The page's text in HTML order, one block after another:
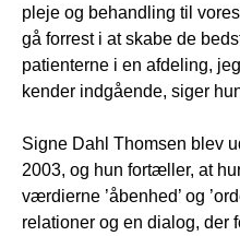
pleje og behandling til
gå forrest i at skabe de
patienterne i en afdeling,
kender indgående, siger
Signe Dahl Thomsen blev
2003, og hun fortæller, at
værdierne ’åbenhed’ og
relationer og en dialog, der